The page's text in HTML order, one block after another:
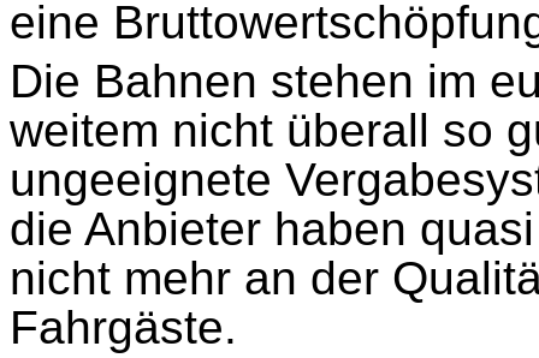
eine
Die Bahnen stehen im
weitem nicht überall so
ungeeignete
die Anbieter haben
nicht mehr an der
Fahrgäste.